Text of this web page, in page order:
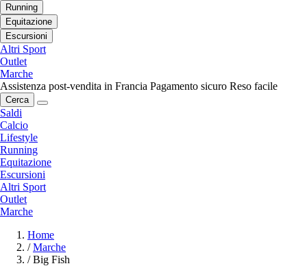
Running
Equitazione
Escursioni
Altri Sport
Outlet
Marche
Assistenza post-vendita in Francia Pagamento sicuro Reso facile
Cerca
Saldi
Calcio
Lifestyle
Running
Equitazione
Escursioni
Altri Sport
Outlet
Marche
Home
/ Marche
/ Big Fish